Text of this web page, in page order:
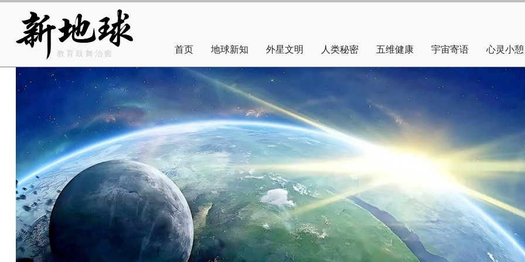
Skip to main content
教育鼓舞治癒
Main navigation
首页 地球新知 外星文明 人类秘密 五维健康 宇宙寄语 心灵小憩